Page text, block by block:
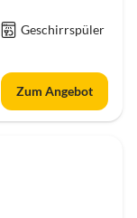
Geschirrspüler
Zum Angebot